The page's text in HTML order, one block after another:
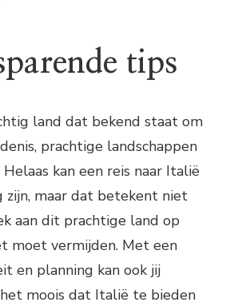
tips
land dat bekend staat om
prachtige landschappen
kan een reis naar Italië
zijn, maar dat betekent niet
aan dit prachtige land op
moet vermijden. Met een
en planning kan ook jij
moois dat Italië te bieden